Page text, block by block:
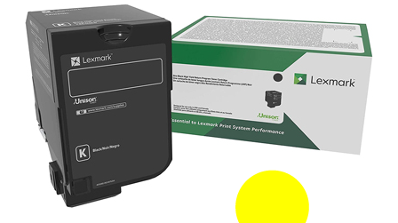
Consumabile imprimanta
Tonere
Drum unit
Capete imprimare
Cartuse inkjet si cerneala
Hartie
Ribbon
Developer